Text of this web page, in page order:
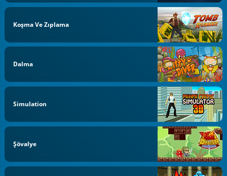
Koşma Ve Zıplama
Dalma
Simulation
Şövalye